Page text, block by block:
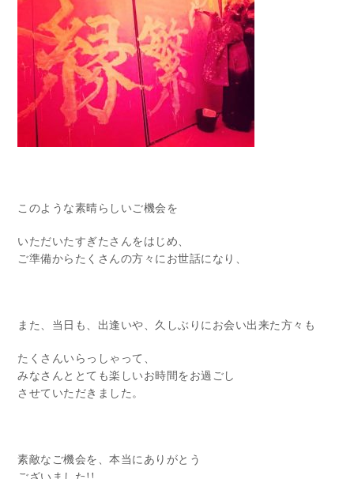
このような素晴らしいご機会を
いただいたすぎたさんをはじめ、
ご準備からたくさんの方々にお世話になり、
また、当日も、出逢いや、久しぶりにお会い出来た方々も
たくさんいらっしゃって、
みなさんととても楽しいお時間をお過ごし
させていただきました。
素敵なご機会を、本当にありがとう